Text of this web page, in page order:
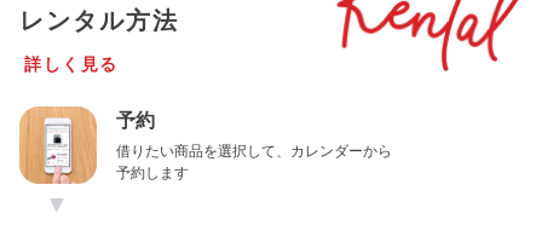
レンタル方法
詳しく見る
予約
借りたい商品を選択して、カレンダーから
予約します
▼